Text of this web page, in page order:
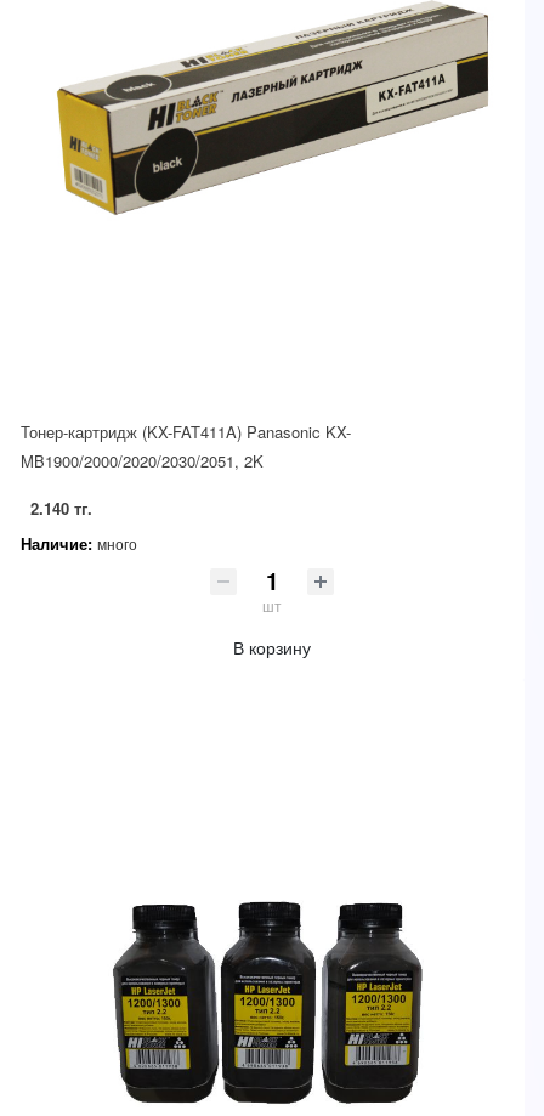
Тонер-картридж (KX-FAT411A) Panasonic KX-
MB1900/2000/2020/2030/2051, 2K
2.140 тг.
Наличие: много
шт
В корзину